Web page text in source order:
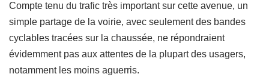
Compte tenu du trafic très important sur cette avenue, un
simple partage de la voirie, avec seulement des bandes
cyclables tracées sur la chaussée, ne répondraient
évidemment pas aux attentes de la plupart des usagers,
notamment les moins aguerris.